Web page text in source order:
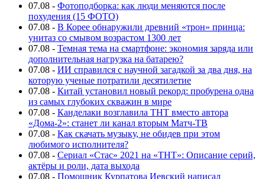
07.08 - Фотоподборка: как люди меняются после
похудения (15 ФОТО)
07.08 - В Корее обнаружили древний «трон» принца:
унитаз со смывом возрастом 1300 лет
07.08 - Темная тема на смартфоне: экономия заряда или
дополнительная нагрузка на батарею?
07.08 - ИИ справился с научной загадкой за два дня, на
которую ученые потратили десятилетие
07.08 - Китай установил новый рекорд: пробурена одна
из самых глубоких скважин в мире
07.08 - Канделаки возглавила ТНТ вместо автора
«Дома-2»: станет ли канал вторым Матч-ТВ
07.08 - Как скачать музыку, не обидев при этом
любимого исполнителя?
07.08 - Сериал «Стас» 2021 на «ТНТ»: Описание серий,
актёры и роли, дата выхода
07.08 - Помощник Курпатова Иевский написал